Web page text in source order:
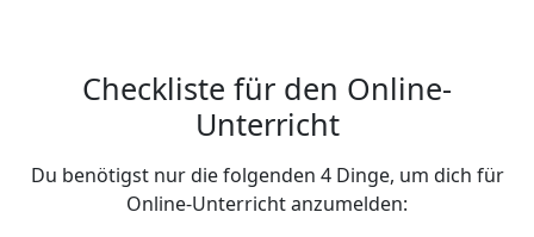
Checkliste für den Online-
Unterricht
Du benötigst nur die folgenden 4 Dinge, um dich für
Online-Unterricht anzumelden: